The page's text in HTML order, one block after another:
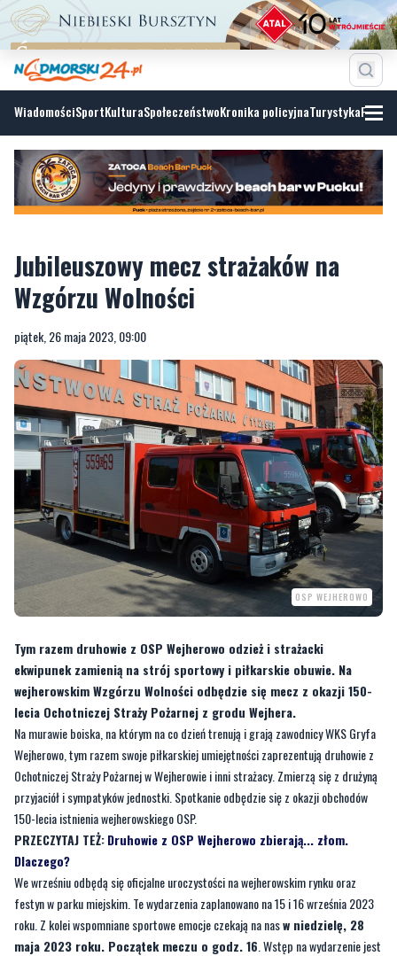
WiadomościSportKulturaSpołeczeństwoKronika policyjnaTurystyka
Jubileuszowy mecz strażaków na
Wzgórzu Wolności
piątek, 26 maja 2023, 09:00
OSP WEJHEROWO
Tym razem druhowie z OSP Wejherowo odzież i strażacki
ekwipunek zamienią na strój sportowy i piłkarskie obuwie. Na
wejherowskim Wzgórzu Wolności odbędzie się mecz z okazji 150-
lecia Ochotniczej Straży Pożarnej z grodu Wejhera.
Na murawie boiska, na którym na co dzień trenują i grają zawodnicy WKS Gryfa
Wejherowo, tym razem swoje piłkarskiej umiejętności zaprezentują druhowie z
Ochotniczej Straży Pożarnej w Wejherowie i inni strażacy. Zmierzą się z drużyną
przyjaciół i sympatyków jednostki. Spotkanie odbędzie się z okazji obchodów
150-lecia istnienia wejherowskiego OSP.
PRZECZYTAJ TEŻ:Druhowie z OSP Wejherowo zbierają... złom.
Dlaczego?
We wrześniu odbędą się oficjalne uroczystości na wejherowskim rynku oraz
festyn w parku miejskim. Te wydarzenia zaplanowano na 15 i 16 września 2023
roku. Z kolei wspomniane sportowe emocje czekają na nasw niedzielę, 28
maja 2023 roku. Początek meczu o godz. 16 . Wstęp na wydarzenie jest